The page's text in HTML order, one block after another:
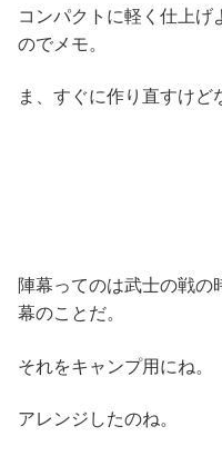
コンパクトに軽く仕上
のでメモ。
ま、すぐに作り直すけど
陣幕ってのは武士の戦の
幕のことだ。
それをキャンプ用にね。
アレンジしたのね。